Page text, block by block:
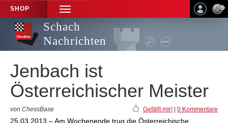
SHOP
TOGGLE
NAVIGATION
Schach
Nachrichten
Jenbach ist
Österreichischer Meister
von ChessBase Gefällt mir! 0 Kommentare
25.03.2013 – Am Wochenende trug die Österreichische